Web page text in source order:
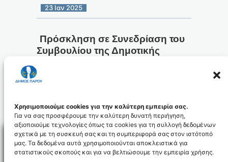
Χρησιμοποιούμε cookies για την καλύτερη εμπειρία σας.
Για να σας προσφέρουμε την καλύτερη δυνατή περιήγηση,
αξιοποιούμε τεχνολογίες όπως τα cookies για τη συλλογή δεδομένων
σχετικά με τη συσκευή σας και τη συμπεριφορά σας στον ιστότοπό
μας. Τα δεδομένα αυτά χρησιμοποιούνται αποκλειστικά για
στατιστικούς σκοπούς και για να βελτιώσουμε την εμπειρία χρήσης.
23 Ιαν 2025
Πρόσκληση σε Συνεδρίαση του
Συμβουλίου της Δημοτικής
24
1 2 Επόμενη Σελίδα